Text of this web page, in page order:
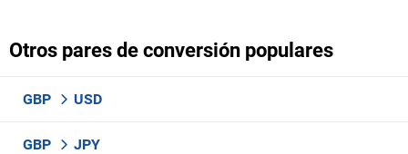
Otros pares de conversión populares
GBP USD
GBP JPY